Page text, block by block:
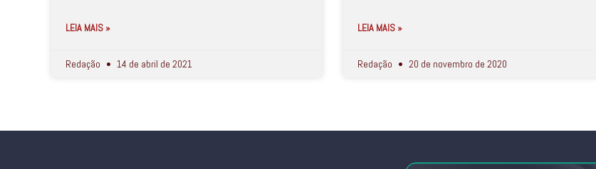
LEIA MAIS »
Redação 14 de abril de 2021
LEIA MAIS »
Redação 20 de novembro de 2020